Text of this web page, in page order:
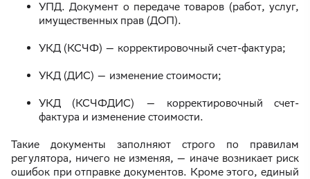
УПД. Документ о передаче товаров (работ, услуг,
имущественных прав (ДОП).
УКД (КСЧФ) — корректировочный счет-фактура;
УКД (ДИС) — изменение стоимости;
УКД (КСЧФДИС) — корректировочный счет-
фактура и изменение стоимости.
Такие документы заполняют строго по правилам
регулятора, ничего не изменяя, — иначе возникает риск
ошибок при отправке документов. Кроме этого, единый